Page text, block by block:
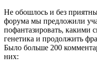
Не обошлось и без
форума мы предложили
пофантазировать, какими
генетика и продолжить
Было больше 200
них: